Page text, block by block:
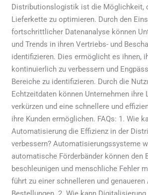
Distributionslogistik ist die Möglichkeit,
Lieferkette zu optimieren. Durch den
fortschrittlicher Datenanalyse können
und Trends in ihren Vertriebs- und
identifizieren. Dies ermöglicht es ihnen,
kontinuierlich zu verbessern und
Bereiche zu identifizieren. Durch die
Echtzeitdaten können Unternehmen ihre
verkürzen und eine schnellere und
ihre Kunden ermöglichen. FAQs: 1. Wie
Automatisierung die Effizienz in der
verbessern? Automatisierungssysteme
automatische Förderbänder können den
beschleunigen und menschliche Fehler
führt zu einer schnelleren und